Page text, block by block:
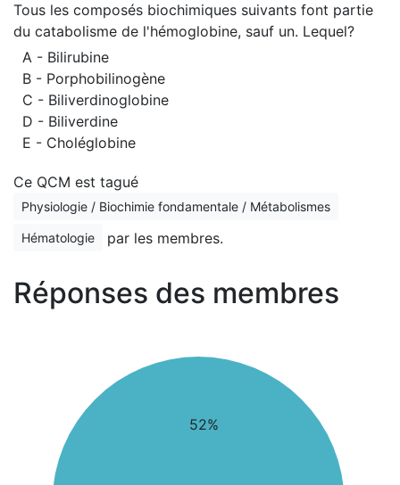
Tous les composés biochimiques suivants font partie
du catabolisme de l'hémoglobine, sauf un. Lequel?
A - Bilirubine
B - Porphobilinogène
C - Biliverdinoglobine
D - Biliverdine
E - Choléglobine
Ce QCM est tagué
Physiologie / Biochimie fondamentale / Métabolismes
Hématologie par les membres.
Réponses des membres
52%